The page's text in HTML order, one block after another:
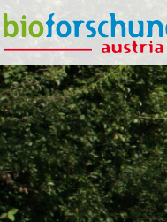
Wonach suchen Sie?